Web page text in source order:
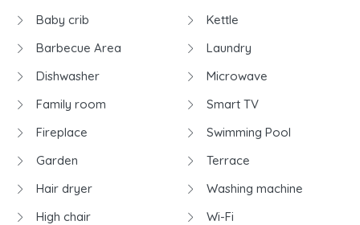
Baby crib
Barbecue Area
Dishwasher
Family room
Fireplace
Garden
Hair dryer
High chair
Kettle
Laundry
Microwave
Smart TV
Swimming Pool
Terrace
Washing machine
Wi-Fi